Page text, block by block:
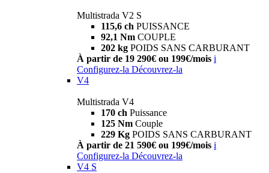
Multistrada V2 S
115,6 ch PUISSANCE
92,1 Nm COUPLE
202 kg POIDS SANS CARBURANT
À partir de 19 290€ ou 199€/mois i
Configurez-la Découvrez-la
V4
Multistrada V4
170 ch Puissance
125 Nm Couple
229 Kg POIDS SANS CARBURANT
À partir de 21 590€ ou 199€/mois i
Configurez-la Découvrez-la
V4 S